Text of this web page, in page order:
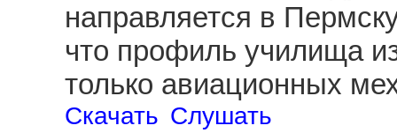
направляется в
что профиль училища
только авиационных
Скачать Слушать